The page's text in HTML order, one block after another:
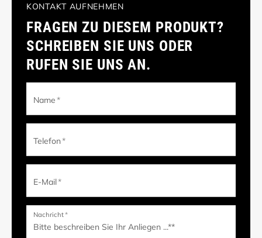
KONTAKT AUFNEHMEN
FRAGEN ZU DIESEM PRODUKT?
SCHREIBEN SIE UNS ODER
RUFEN SIE UNS AN.
Name*
Telefon*
E-Mail*
Nachricht*